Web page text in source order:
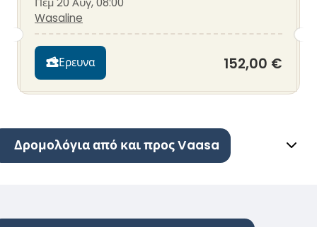
Wasaline
Ερευνα 152,00 €
Δρομολόγια από και προς Vaasa